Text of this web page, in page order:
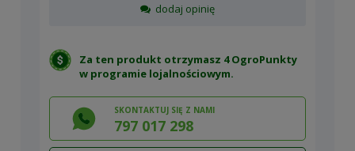
dodaj opinię
Za ten produkt otrzymasz 4 OgroPunkty
w programie lojalnościowym.
SKONTAKTUJ SIĘ Z NAMI
797 017 298